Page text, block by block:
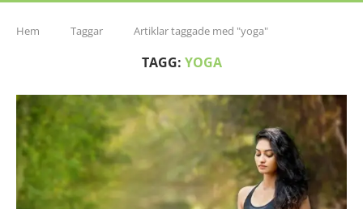
Hem Taggar Artiklar taggade med "yoga"
TAGG: YOGA